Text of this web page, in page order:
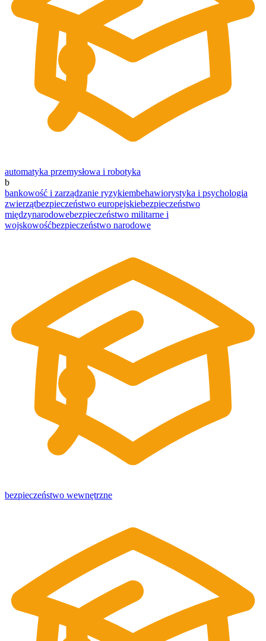
automatyka przemysłowa i robotyka
b
bankowość i zarządzanie ryzykiembehawiorystyka i psychologia
zwierzątbezpieczeństwo europejskiebezpieczeństwo
międzynarodowebezpieczeństwo militarne i
wojskowośćbezpieczeństwo narodowe
bezpieczeństwo wewnętrzne